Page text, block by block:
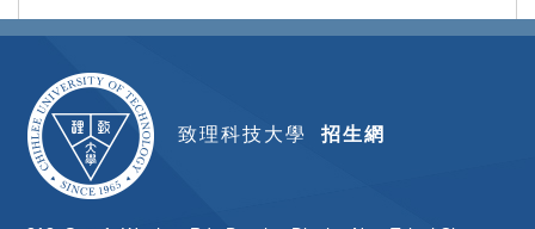
致理科技大學招生網